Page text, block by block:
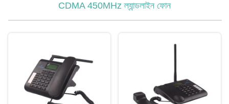
CDMA 450MHz ল্যান্ডলাইন ফোন